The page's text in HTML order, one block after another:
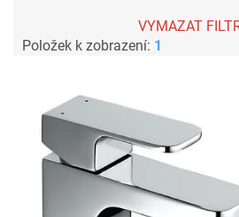
VYMAZAT
Položek k zobrazení: 1